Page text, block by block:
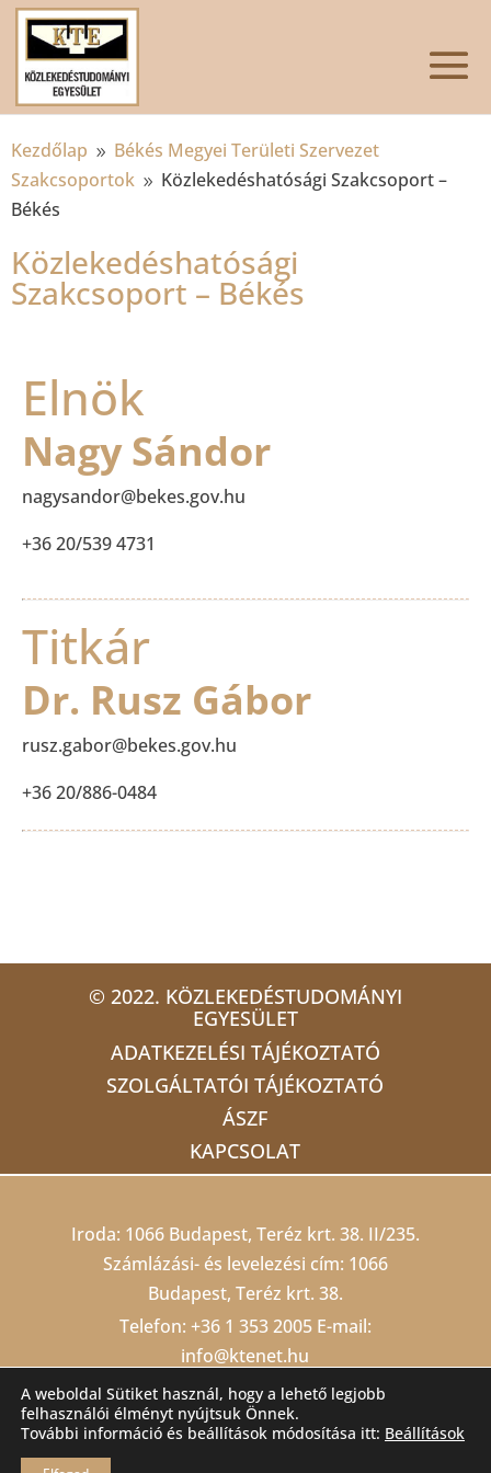
Kezdőlap 9 Békés Megyei Területi Szervezet
Szakcsoportok 9 Közlekedéshatósági Szakcsoport –
Békés
Közlekedéshatósági
Szakcsoport – Békés
Elnök
Nagy Sándor
nagysandor@bekes.gov.hu
+36 20/539 4731
Titkár
Dr. Rusz Gábor
rusz.gabor@bekes.gov.hu
+36 20/886-0484
© 2022. KÖZLEKEDÉSTUDOMÁNYI
EGYESÜLET
ADATKEZELÉSI TÁJÉKOZTATÓ
SZOLGÁLTATÓI TÁJÉKOZTATÓ
ÁSZF
KAPCSOLAT
Iroda: 1066 Budapest, Teréz krt. 38. II/235.
Számlázási- és levelezési cím: 1066
Budapest, Teréz krt. 38.
Telefon: +36 1 353 2005 E-mail:
info@ktenet.hu
Adószám: 19815709-2-42 Cégjegyzékszám:
01 02 000403Számlaszám: 10200823-
A weboldal Sütiket használ, hogy a lehető legjobb
felhasználói élményt nyújtsuk Önnek.
További információ és beállítások módosítása itt: Beállítások